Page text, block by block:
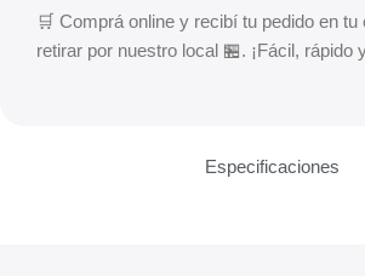
Especificaciones
🛒 Comprá online y recibí tu pedido en
retirar por nuestro local 🏪. ¡Fácil, rápido